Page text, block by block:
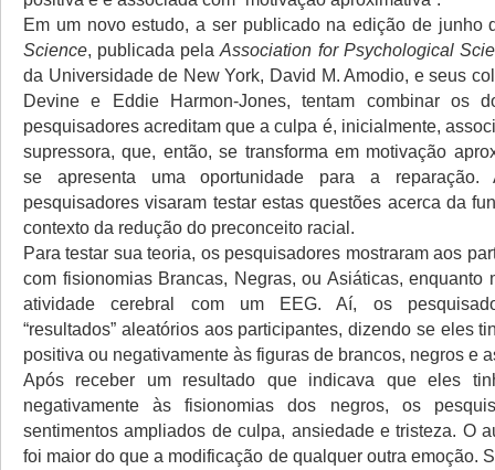
Em um novo estudo, a ser publicado na edição de junho
Science, publicada pelaAssociation for Psychological
da Universidade de New York, David M. Amodio, e seus
Devine e Eddie Harmon-Jones, tentam combinar os
pesquisadores acreditam que a culpa é, inicialmente,
supressora, que, então, se transforma em motivação
se apresenta uma oportunidade para a reparação.
pesquisadores visaram testar estas questões acerca da
contexto da redução do preconceito racial.
Para testar sua teoria, os pesquisadores mostraram aos
com fisionomias Brancas, Negras, ou Asiáticas, enquanto
atividade cerebral com um EEG. Aí, os
“resultados” aleatórios aos participantes, dizendo se eles
positiva ou negativamente às figuras de brancos, negros e
Após receber um resultado que indicava que eles
negativamente às fisionomias dos negros, os
sentimentos ampliados de culpa, ansiedade e tristeza. O
foi maior do que a modificação de qualquer outra emoção.